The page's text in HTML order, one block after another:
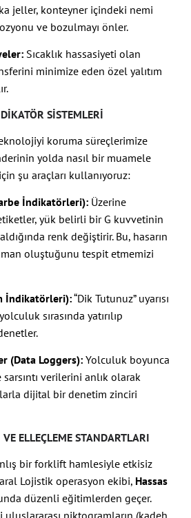
jeller, konteyner içindeki nemi
ve bozulmayı önler.
Sıcaklık hassasiyeti olan
minimize eden özel yalıtım
SISTEMLERI
koruma süreçlerimize
yolda nasıl bir muamele
şu araçları kullanıyoruz:
İndikatörleri): Üzerine
yük belirli bir G kuvvetinin
renk değiştirir. Bu, hasarın
oluştuğunu tespit etmemizi
İndikatörleri):“Dik Tutunuz” uyarısı
sırasında yatırılıp
(Data Loggers): Yolculuk boyunca
sarsıntı verilerini anlık olarak
dijital bir denetim zinciri
ELLEÇLEME STANDARTLARI
bir forklift hamlesiyle etkisiz
Lojistik operasyon ekibi, Hassas
düzenli eğitimlerden geçer.